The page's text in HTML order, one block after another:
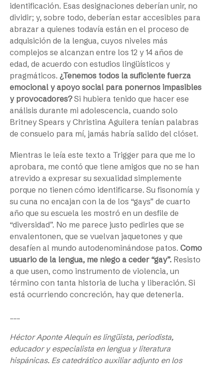
identificación. Esas designaciones deberían unir, no
dividir; y, sobre todo, deberían estar accesibles para
abrazar a quienes todavía están en el proceso de
adquisición de la lengua, cuyos niveles más
complejos se alcanzan entre los 12 y 14 años de
edad, de acuerdo con estudios lingüísticos y
pragmáticos. ¿Tenemos todos la suficiente fuerza
emocional y apoyo social para ponernos impasibles
y provocadores?Si hubiera tenido que hacer ese
análisis durante mi adolescencia, cuando solo
Britney Spears y Christina Aguilera tenían palabras
de consuelo para mí, jamás habría salido del clóset.
Mientras le leía este texto a Trigger para que me lo
aprobara, me contó que tiene amigos que no se han
atrevido a expresar su sexualidad simplemente
porque no tienen cómo identificarse. Su fisonomía y
su cuna no encajan con la de los “gays” de cuarto
año que su escuela les mostró en un desfile de
“diversidad”. No me parece justo pedirles que se
envalentonen, que se vuelvan jaquetones y que
desafíen al mundo autodenominándose patos. Como
usuario de la lengua, me niego a ceder “gay”. Resisto
a que usen, como instrumento de violencia, un
término con tanta historia de lucha y liberación. Si
está ocurriendo concreción, hay que detenerla.
Héctor Aponte Alequín es lingüista, periodista,
educador y especialista en lengua y literatura
hispánicas. Es catedrático auxiliar adjunto en los